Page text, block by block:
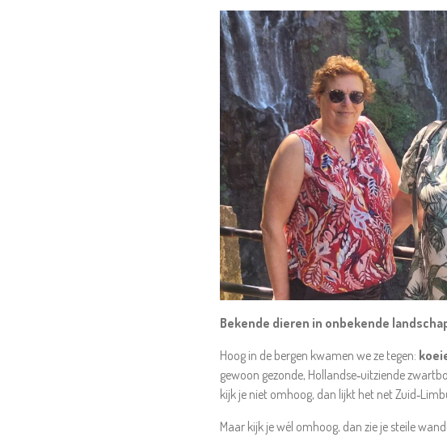
Bekende dieren in onbekende
Hoog in de bergen kwamen we ze tegen:
gewoon gezonde, Hollandse‑uitziende
kijk je niet omhoog, dan lijkt het net
Maar kijk je wél omhoog, dan zie je steile